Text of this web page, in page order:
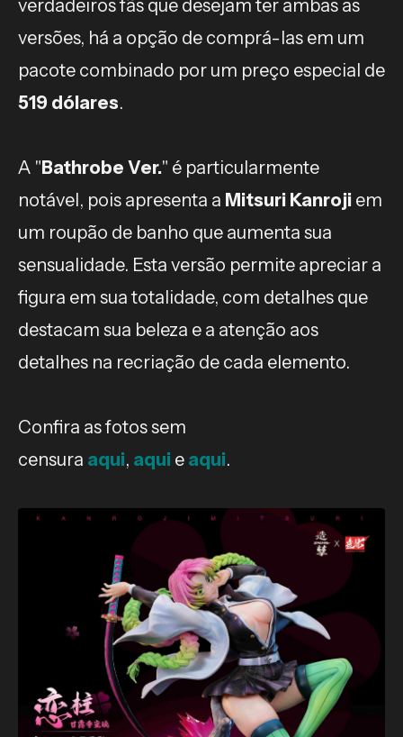
verdadeiros fãs que desejam ter ambas as
versões, há a opção de comprá-las em um
pacote combinado por um preço especial de
519 dólares.
A "Bathrobe Ver." é particularmente
notável, pois apresenta a Mitsuri Kanroji em
um roupão de banho que aumenta sua
sensualidade. Esta versão permite apreciar a
figura em sua totalidade, com detalhes que
destacam sua beleza e a atenção aos
detalhes na recriação de cada elemento.
Confira as fotos sem
censura aqui, aqui e aqui.